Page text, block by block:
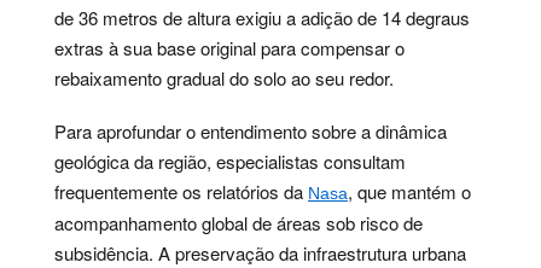
de 36 metros de altura exigiu a adição de 14 degraus
extras à sua base original para compensar o
rebaixamento gradual do solo ao seu redor.
Para aprofundar o entendimento sobre a dinâmica
geológica da região, especialistas consultam
frequentemente os relatórios da Nasa, que mantém o
acompanhamento global de áreas sob risco de
subsidência. A preservação da infraestrutura urbana